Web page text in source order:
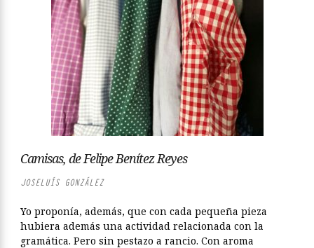
Camisas, de Felipe Benítez Reyes
JOSELUÍS GONZÁLEZ
Yo proponía, además, que con cada pequeña pieza
hubiera además una actividad relacionada con la
gramática. Pero sin pestazo a rancio. Con aroma